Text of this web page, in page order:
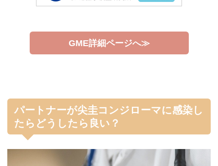
GME詳細ページへ≫
パートナーが尖圭コンジローマに感染し
たらどうしたら良い？